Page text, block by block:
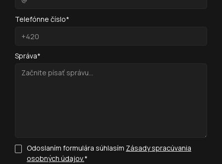
Telefónne číslo*
Správa*
Odoslaním formulára súhlasím Zásady spracúvania
osobných údajov.*